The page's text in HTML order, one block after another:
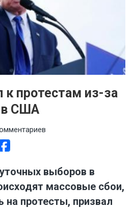
к протестам из-за
в США
выборов в
массовые сбои,
на протесты, призвал